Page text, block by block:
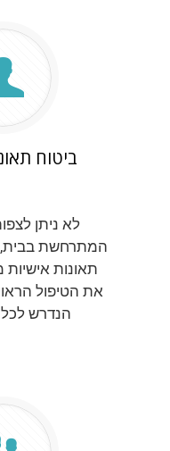
ביטוח
לא ניתן
המתרחשת בבית,
תאונות
את הטיפול
הנדרש